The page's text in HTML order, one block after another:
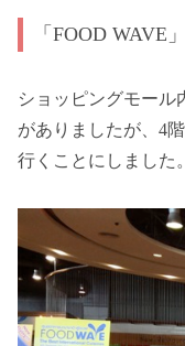
「FOOD WAVE
ショッピングモール
がありましたが、4
行くことにしました。